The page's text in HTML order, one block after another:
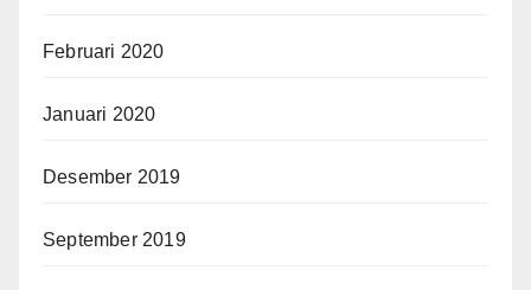
Februari 2020
Januari 2020
Desember 2019
September 2019